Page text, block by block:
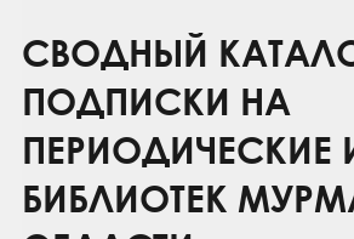
Коллегам
Контакты
СВОДНЫЙ
ПОДПИСКИ НА
ПЕРИОДИЧЕСКИЕ
БИБЛИОТЕК